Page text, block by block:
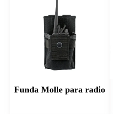
Funda Molle para radio